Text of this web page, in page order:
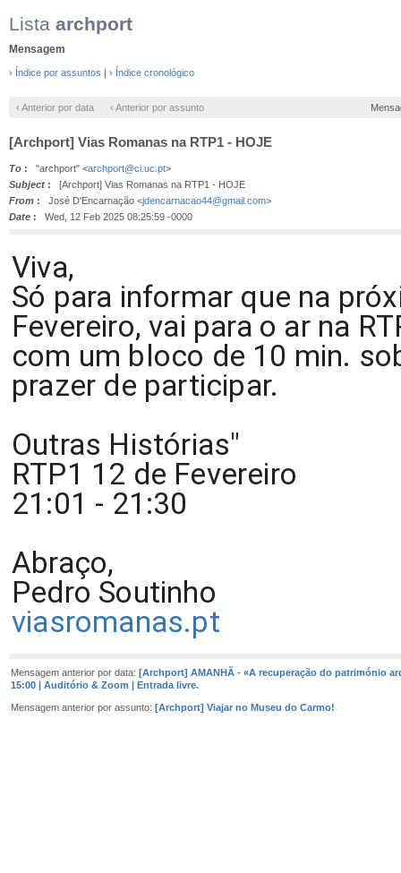
Lista archport
Mensagem
› Índice por assuntos | › Índice cronológico
‹ Anterior por data ‹ Anterior por assunto
[Archport] Vias Romanas na RTP1 - HOJE
To : "archport" <archport@ci.uc.pt>
Subject : [Archport] Vias Romanas na RTP1 - HOJE
From : José D'Encarnação <jdencarnacao44@gmail.com>
Date : Wed, 12 Feb 2025 08:25:59 -0000
Viva,
Só para informar que na
Fevereiro, vai para o ar na
com um bloco de 10 min.
prazer de participar.
Outras Histórias"
RTP1 12 de Fevereiro
21:01 - 21:30
Abraço,
Pedro Soutinho
viasromanas.pt
Mensagem anterior por data: [Archport] AMANHÃ - «A recuperação do património
15:00 | Auditório & Zoom | Entrada livre.
Mensagem anterior por assunto: [Archport] Viajar no Museu do Carmo!